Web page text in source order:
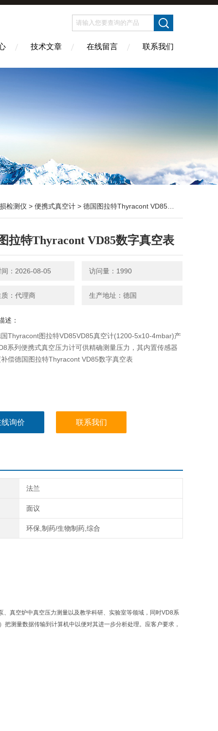
技术文章 在线留言 联系我们
检测仪 > 便携式真空计 > 德国图拉特Thyracont VD85数字真空表
拉特Thyracont VD85数字真空表
间：2026-08-05 访问量：1990
质：代理商 生产地址：德国
述：
Thyracont图拉特VD85VD85真空计(1200-5x10-4mbar)产
系列便携式真空压力计可供精确测量压力，其内置传感器
偿德国图拉特Thyracont VD85数字真空表
询价 联系我们
法兰
面议
环保,制药/生物制药,综合
真空炉中真空压力测量以及教学科研、实验室等领域，同时VD8系
测量数据传输到计算机中以便对其进一步分析处理。应客户要求，